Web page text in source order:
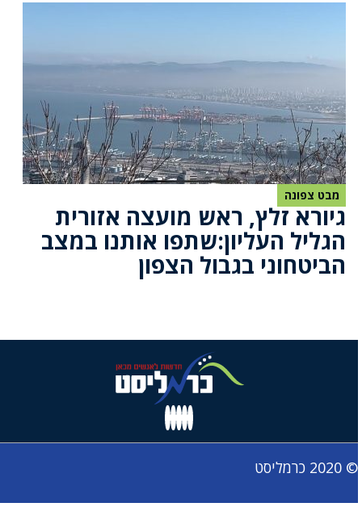
מבט צפונה
גיורא זלץ, ראש מועצה אזורית
הגליל העליון:שתפו אותנו במצב
הביטחוני בגבול הצפון
© 2020 כרמליסט